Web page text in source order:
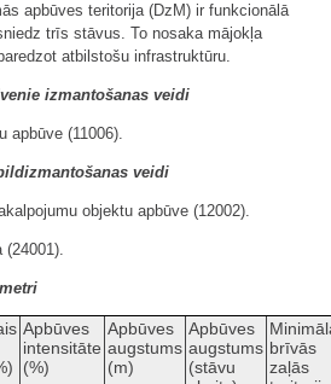
apbūves teritorija (DzM) ir funkcionālā
trīs stāvus. To nosaka mājokļa
atbilstošu infrastruktūru.
izmantošanas veidi
apbūve (11006).
veidi
objektu apbūve (12002).
(24001).
Apbūves
intensitāte
(%)
Apbūves
augstums
(m)
Apbūves
augstums
(stāvu
brīvās
zaļās